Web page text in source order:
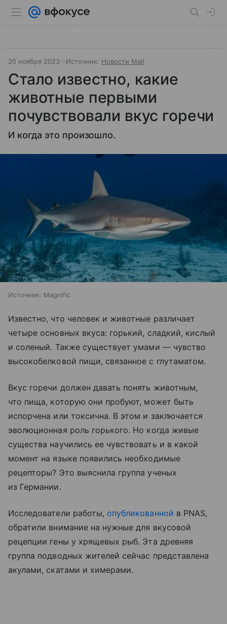
20 ноября 2023 Источник: Новости Mail
Стало известно, какие
животные первыми
почувствовали вкус горечи
И когда это произошло.
Источник: Magnific
Известно, что человек и животные различает
четыре основных вкуса: горький, сладкий, кислый
и соленый. Также существует умами — чувство
высокобелковой пищи, связанное с глутаматом.
Вкус горечи должен давать понять животным,
что пища, которую они пробуют, может быть
испорчена или токсична. В этом и заключается
эволюционная роль горького. Но когда живые
существа научились ее чувствовать и в какой
момент на языке появились необходимые
рецепторы? Это выяснила группа ученых
из Германии.
Исследователи работы, опубликованной в PNAS,
обратили внимание на нужные для вкусовой
рецепции гены у хрящевых рыб. Эта древняя
группа подводных жителей сейчас представлена
акулами, скатами и химерами.